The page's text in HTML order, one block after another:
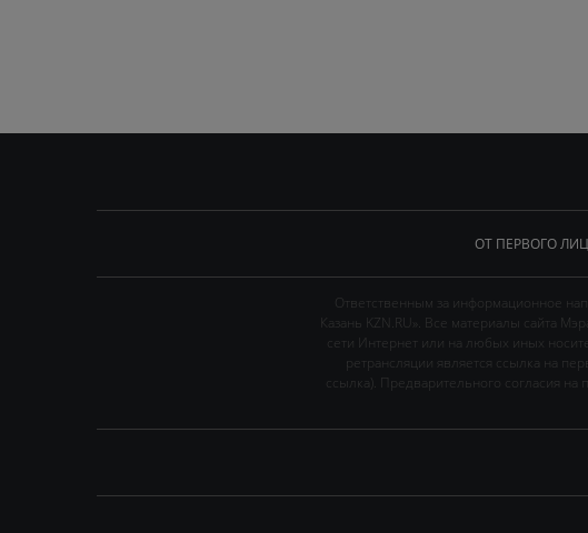
ОТ ПЕРВОГО
Ответственным за информационное
Казань KZN.RU». Все материалы сайта
сети Интернет или на любых иных
ретрансляции является ссылка на
ссылка). Предварительного согласия